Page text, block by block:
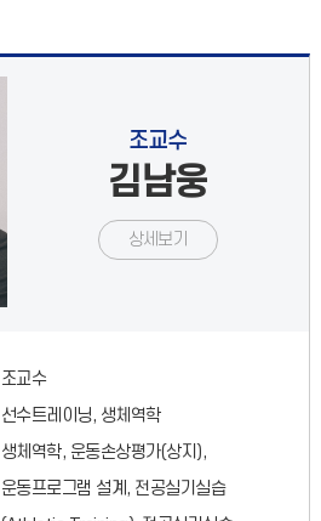
조교수
김남웅
상세보기
조교수
선수트레이닝, 생체역학
생체역학, 운동손상평가(상지),
운동프로그램 설계, 전공실기실습